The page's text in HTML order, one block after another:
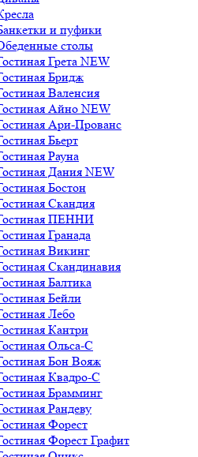
и пуфики
столы
Грета NEW
Бридж
Валенсия
Айно NEW
Ари-Прованс
Бьерт
Рауна
Дания NEW
Бостон
Скандия
ПЕННИ
Гранада
Викинг
Скандинавия
Балтика
Бейли
Лебо
Кантри
Ольса-С
Бон Вояж
Квадро-С
Брамминг
Рандеву
Форест
Форест Графит